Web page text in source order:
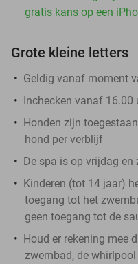
gratis kans op een
Grote kleine letters
Geldig vanaf moment
Inchecken vanaf 16.00
Honden zijn
hond per verblijf
De spa is op vrijdag
Kinderen (tot 14 jaar)
toegang tot het
geen toegang tot de
Houd er rekening mee
zwembad, de